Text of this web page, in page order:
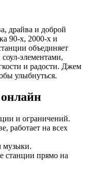
драйва и доброй
90-х, 2000-х и
объединяет
элементами,
и радости. Джем
улыбнуться.
и ограничений.
работает на всех
станции прямо на